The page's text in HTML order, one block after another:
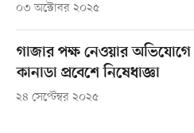
০৩ অক্টোবর ২০২৫
গাজার পক্ষ নেওয়ার অভিযোগে
কানাডা প্রবেশে নিষেধাজ্ঞা
২৪ সেপ্টেম্বর ২০২৫